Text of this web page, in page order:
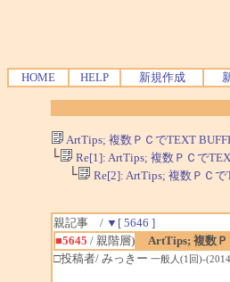
HOME HELP 新規作成
ArtTips; 複数ＰＣでTEXT
└ Re[1]: ArtTips; 複数ＰＣで
└ Re[2]: ArtTips; 複数ＰＣで
親記事 / ▼[ 5646 ]
■5645 / 親階層)
ArtTips; 複数
□投稿者/ みっきー 一般人(1回)-